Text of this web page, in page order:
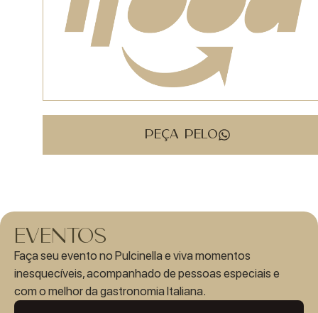
PEÇA PELO
eventos
Faça seu evento no Pulcinella e viva momentos
inesquecíveis, acompanhado de pessoas especiais e
com o melhor da gastronomia Italiana.